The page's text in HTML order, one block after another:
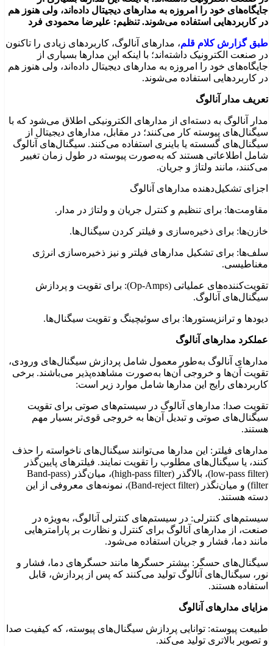
جایگاه‌های خود را امروزه به مدارهای دیجیتال داده‌اند، ولی هنوز هم
در کاربردهایی استفاده می‌شوند. تنظیم: علیرضا محمودی فرد
طبق گزارش کلام قلم، مدارهای آنالوگ، کاربردهای زیادی را تاکنون
در صنعت الکترونیک داشته‌اند؛ با اینکه این مدارها بسیاری از
جایگاه‌های خود را امروزه به مدارهای دیجیتال داده‌اند، ولی هنوز هم
در کاربردهایی استفاده می‌شوند.
تعریف مدار آنالوگ
مدار آنالوگ به دسته‌ای از مدارهای الکترونیکی اطلاق می‌شود که با
سیگنال‌های پیوسته کار می‌کنند؛ در مقابل، مدارهای دیجیتال از
سیگنال‌های گسسته یا باینری استفاده می‌کنند. سیگنال‌های آنالوگ
شامل اطلاعاتی هستند که به‌صورت پیوسته در طول زمان تغییر
می‌کنند، مانند ولتاژ و جریان.
اجزای تشکیل‌دهنده مدارهای آنالوگ
مقاومت‌ها: برای تنظیم و کنترل جریان و ولتاژ در مدار.
خازن‌ها: برای ذخیره‌سازی و فیلتر کردن سیگنال‌ها.
سلف‌ها: برای تشکیل مدارهای فیلتر و نیز ذخیره‌سازی انرژی
مغناطیسی.
تقویت‌کننده‌های عملیاتی (Op-Amps): برای تقویت و پردازش
سیگنال‌های آنالوگ.
دیودها و ترانزیستورها: برای سوئیچینگ و تقویت سیگنال‌ها.
عملکرد مدارهای آنالوگ
مدارهای آنالوگ به‌طور معمول شامل پردازش سیگنال‌های ورودی،
تقویت آن‌ها و خروجی آن‌ها به‌صورت مشاهده‌پذیر می‌باشند. برخی
کاربردهای رایج این مدارها شامل موارد زیر است:
تقویت صدا: مدارهای آنالوگ در سیستم‌های صوتی برای تقویت
سیگنال‌های صوتی و تبدیل آن‌ها به خروجی قوی‌تر بسیار مهم
هستند.
مدارهای فیلتر: این مدارها می‌توانند سیگنال‌های ناخواسته را حذف
کنند، یا سیگنال‌های مطلوب را تقویت نمایند. فیلترهای پایین‌گذر
(low-pass filter)، بالاگذر (high-pass filter)، میان‌گذر (Band-pass
filter) و میان‌نگذر (Band-reject filter)، نمونه‌های معروفی از این
دسته هستند.
سیستم‌های کنترلی: در سیستم‌های کنترلی آنالوگ، به‌ویژه در
صنعت، از مدارهای آنالوگ برای کنترل و نظارت بر پارامترهایی
مانند دما، فشار و جریان استفاده می‌شود.
سیگنال‌های حسگر: بیشتر حسگرها مانند حسگرهای دما، فشار و
نور، سیگنال‌های آنالوگ تولید می‌کنند که پس از پردازش، قابل
استفاده هستند.
مزایای مدارهای آنالوگ
طبیعت پیوسته: توانایی پردازش سیگنال‌های پیوسته، که کیفیت صدا
و تصویر بالاتری تولید می‌کند.